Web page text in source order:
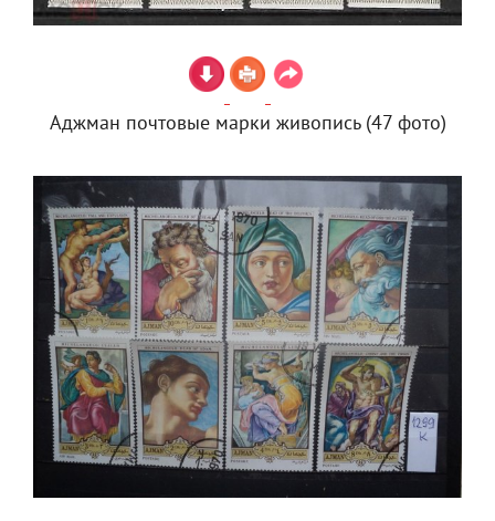
Аджман почтовые марки живопись (47 фото)